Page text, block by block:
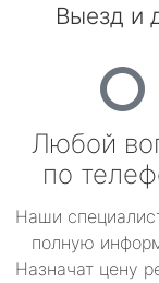
Выезд и
Любой
по
Наши
полную
Назначат цену